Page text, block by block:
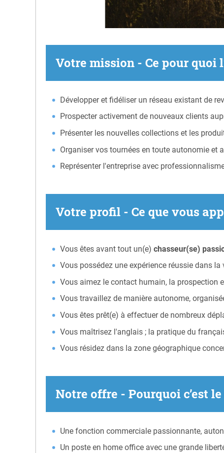
Votre mission - Ce pour quoi
Développer et fidéliser un réseau existant de
Prospecter activement de nouveaux clients
Présenter les nouvelles collections et les
Organiser vos tournées en toute autonomie et
Représenter l'entreprise avec
Votre profil - Ce que vous
Vous êtes avant tout un(e)chasseur(se)
Vous possédez une expérience réussie dans
Vous aimez le contact humain, la prospection
Vous travaillez de manière autonome,
Vous êtes prêt(e) à effectuer de nombreux
Vous maîtrisez l'anglais ; la pratique du
Vous résidez dans la zone géographique
Notre offre - Pourquoi c’est
Une fonction commerciale passionnante,
Un poste en home office avec une grande